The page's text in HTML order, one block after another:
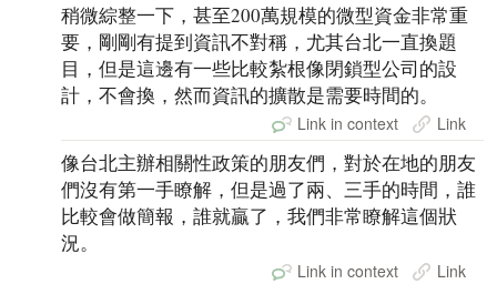
稍微綜整一下，甚至200萬規模的微型資金非常重
要，剛剛有提到資訊不對稱，尤其台北一直換題
目，但是這邊有一些比較紮根像閉鎖型公司的設
計，不會換，然而資訊的擴散是需要時間的。
Link in context Link
像台北主辦相關性政策的朋友們，對於在地的朋友
們沒有第一手瞭解，但是過了兩、三手的時間，誰
比較會做簡報，誰就贏了，我們非常瞭解這個狀
況。
Link in context Link